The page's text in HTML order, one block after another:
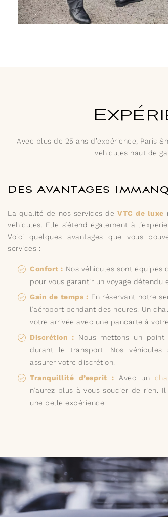
Avec plus de 25 ans d’expérience, Paris
véhicules haut de
Des Avantages
La qualité de nos services deVTC de luxe
véhicules. Elle s’étend également à
Voici quelques avantages que vous
services :
Confort : Nos véhicules sont équipés
pour vous garantir un voyage détendu
Gain de temps : En réservant notre
l’aéroport pendant des heures. Un
votre arrivée avec une pancarte à
Discrétion : Nous mettons un point
durant le transport. Nos véhicules
assurer votre discrétion.
Tranquillité d’esprit : Avec un
n’aurez plus à vous soucier de rien.
une belle expérience.